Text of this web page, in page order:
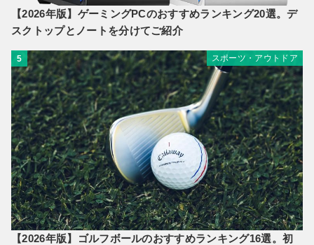
【2026年版】ゲーミングPCのおすすめランキング20選。デ
スクトップとノートを分けてご紹介
5 スポーツ・アウトドア
【2026年版】ゴルフボールのおすすめランキング16選。初